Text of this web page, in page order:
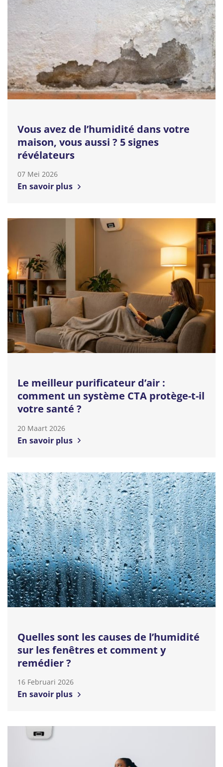
Vous avez de l’humidité dans votre
maison, vous aussi ? 5 signes
révélateurs
07 Mei 2026
En savoir plus
Le meilleur purificateur d’air :
comment un système CTA protège-t-il
votre santé ?
20 Maart 2026
En savoir plus
Quelles sont les causes de l’humidité
sur les fenêtres et comment y
remédier ?
16 Februari 2026
En savoir plus